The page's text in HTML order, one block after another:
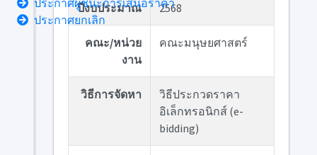
ปีงบประมาณ 2568
คณะ/หน่วย
งาน
คณะมนุษยศาสตร์
วิธีการจัดหา
วิธีประกวดราคา
อิเล็กทรอนิกส์ (e-
bidding)
ประกาศยกเลิก